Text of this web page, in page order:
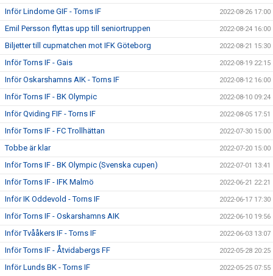
Inför Lindome GIF - Torns IF 2022-08-26 17:00
Emil Persson flyttas upp till seniortruppen 2022-08-24 16:00
Biljetter till cupmatchen mot IFK Göteborg 2022-08-21 15:30
Inför Torns IF - Gais 2022-08-19 22:15
Inför Oskarshamns AIK - Torns IF 2022-08-12 16:00
Inför Torns IF - BK Olympic 2022-08-10 09:24
Inför Qviding FIF - Torns IF 2022-08-05 17:51
Inför Torns IF - FC Trollhättan 2022-07-30 15:00
Tobbe är klar 2022-07-20 15:00
Inför Torns IF - BK Olympic (Svenska cupen) 2022-07-01 13:41
Inför Torns IF - IFK Malmö 2022-06-21 22:21
Inför IK Oddevold - Torns IF 2022-06-17 17:30
Inför Torns IF - Oskarshamns AIK 2022-06-10 19:56
Inför Tvååkers IF - Torns IF 2022-06-03 13:07
Inför Torns IF - Åtvidabergs FF 2022-05-28 20:25
Inför Lunds BK - Torns IF 2022-05-25 07:55